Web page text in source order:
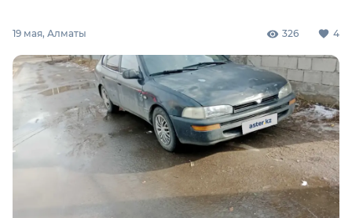
19 мая, Алматы 326 4